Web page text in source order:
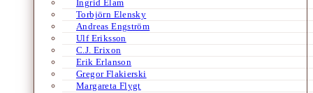
Ingrid Elam
Torbjörn Elensky
Andreas Engström
Ulf Eriksson
C.J. Erixon
Erik Erlanson
Gregor Flakierski
Margareta Flygt